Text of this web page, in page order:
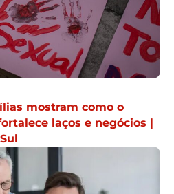
mostram como o
laços e negócios |